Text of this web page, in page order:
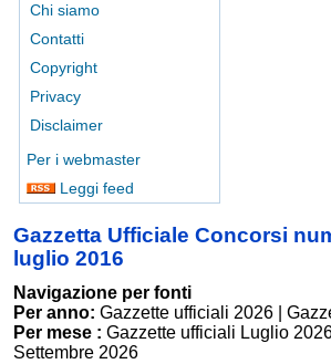
Chi siamo
Contatti
Copyright
Privacy
Disclaimer
Per i webmaster
Leggi feed
Gazzetta Ufficiale Concorsi
luglio 2016
Navigazione per fonti
Per anno: Gazzette ufficiali 2026
Per mese : Gazzette ufficiali Luglio
Settembre 2026